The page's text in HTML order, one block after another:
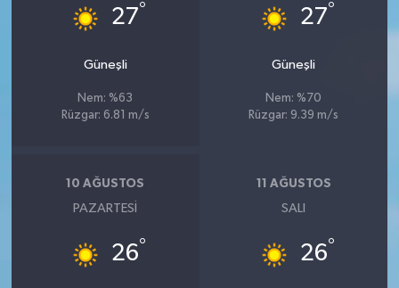
27°
Güneşli
Nem: %63
Rüzgar: 6.81 m/s
27°
Güneşli
Nem: %70
Rüzgar: 9.39 m/s
10 AĞUSTOS
PAZARTESI
26°
11 AĞUSTOS
SALI
26°